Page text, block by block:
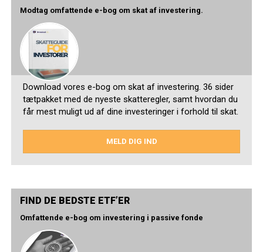
Modtag omfattende e-bog om skat af investering.
Download vores e-bog om skat af investering. 36 sider
tætpakket med de nyeste skatteregler, samt hvordan du
får mest muligt ud af dine investeringer i forhold til skat.
MELD DIG IND
FIND DE BEDSTE ETF’ER
Omfattende e-bog om investering i passive fonde